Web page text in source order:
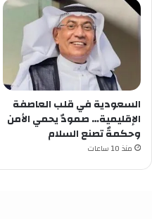
السعودية في قلب العاصفة
الإقليمية… صمودٌ يحمي الأمن
وحكمةٌ تصنع السلام
منذ 10 ساعات